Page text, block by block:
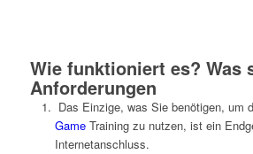
Wie funktioniert es? Was
Anforderungen
Das Einzige, was Sie benötigen, um
GameTraining zu nutzen, ist ein
Internetanschluss.